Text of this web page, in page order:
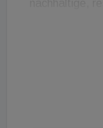
nachhaltigen
Rolf Buch,